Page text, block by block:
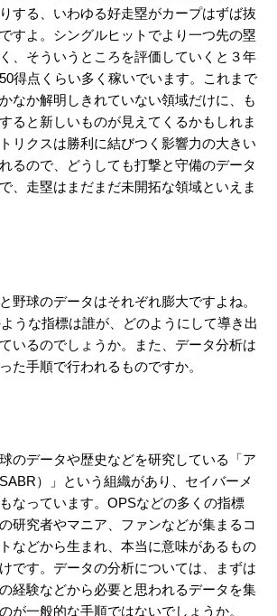
する、いわゆる好走塁がカープはずば抜
すよ。シングルヒットでより一つ先の塁
、そういうところを評価していくと３年
得点くらい多く稼いでいます。これまで
なか解明しきれていない領域だけに、も
ると新しいものが見えてくるかもしれま
リクスは勝利に結びつく影響力の大きい
るので、どうしても打撃と守備のデータ
、走塁はまだまだ未開拓な領域といえま
野球のデータはそれぞれ膨大ですよね。
うな指標は誰が、どのようにして導き出
いるのでしょうか。また、データ分析は
た手順で行われるものですか。
のデータや歴史などを研究している「ア
）」という組織があり、セイバーメ
なっています。OPSなどの多くの指標
研究者やマニア、ファンなどが集まるコ
などから生まれ、本当に意味があるもの
です。データの分析については、まずは
経験などから必要と思われるデータを集
が一般的な手順ではないでしょうか。